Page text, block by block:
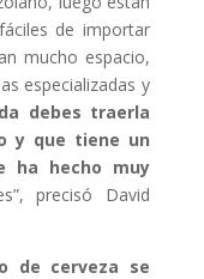
de importar
mucho espacio,
especializadas y
debes traerla
y que tiene un
ha hecho muy
precisó David
de cerveza se